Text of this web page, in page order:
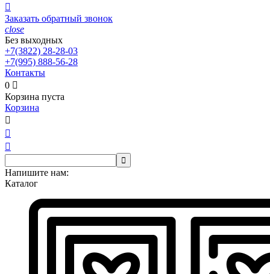

Заказать обратный звонок
close
Без выходных
+7(3822) 28-28-03
+7(995) 888-56-28
Контакты
0 
Корзина пуста
Корзина




Напишите нам:
Каталог